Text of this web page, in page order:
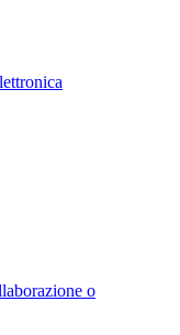
o